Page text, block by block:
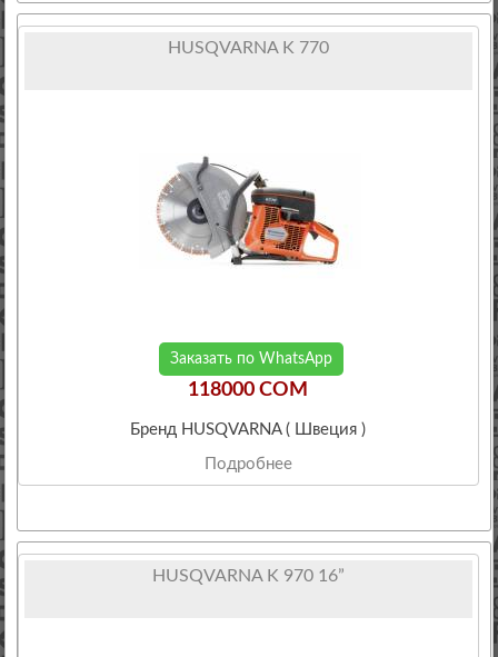
HUSQVARNA K 770
Заказать по WhatsApp
118000 COM
Бренд HUSQVARNA ( Швеция )
Подробнее
HUSQVARNA K 970 16”